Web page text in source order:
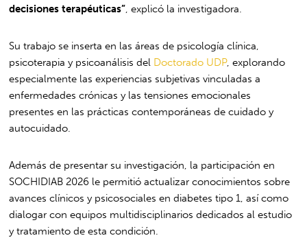
decisiones terapéuticas” , explicó la investigadora.
Su trabajo se inserta en las áreas de psicología clínica,
psicoterapia y psicoanálisis del Doctorado UDP, explorando
especialmente las experiencias subjetivas vinculadas a
enfermedades crónicas y las tensiones emocionales
presentes en las prácticas contemporáneas de cuidado y
autocuidado.
Además de presentar su investigación, la participación en
SOCHIDIAB 2026 le permitió actualizar conocimientos sobre
avances clínicos y psicosociales en diabetes tipo 1, así como
dialogar con equipos multidisciplinarios dedicados al estudio
y tratamiento de esta condición.